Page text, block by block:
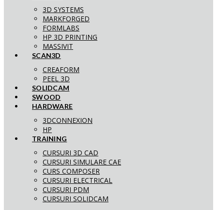
3D SYSTEMS
MARKFORGED
FORMLABS
HP 3D PRINTING
MASSIVIT
SCAN3D
CREAFORM
PEEL 3D
SOLIDCAM
SWOOD
HARDWARE
3DCONNEXION
HP
TRAINING
CURSURI 3D CAD
CURSURI SIMULARE CAE
CURS COMPOSER
CURSURI ELECTRICAL
CURSURI PDM
CURSURI SOLIDCAM